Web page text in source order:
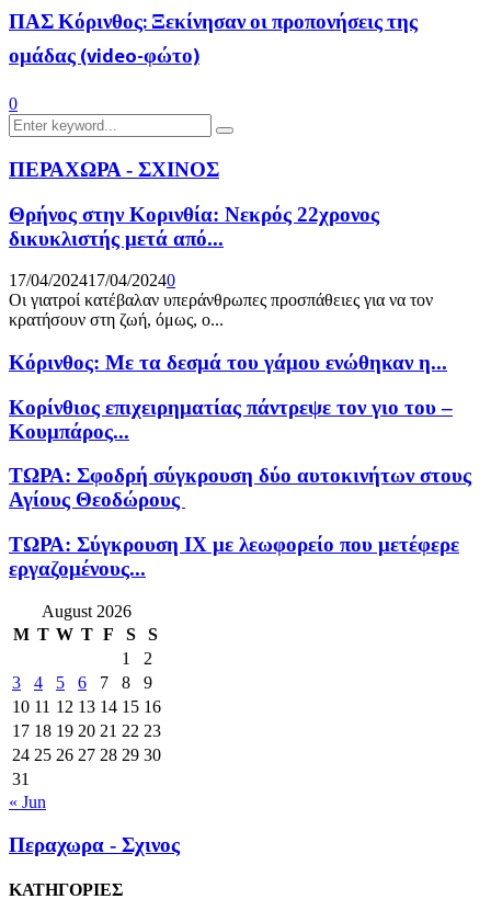
ΠΑΣ Κόρινθος: Ξεκίνησαν οι προπονήσεις της
ομάδας (video-φώτο)
0
Search
for:
Search
ΠΕΡΑΧΩΡΑ - ΣΧΙΝΟΣ
Θρήνος στην Κορινθία: Νεκρός 22χρονος
δικυκλιστής μετά από...
17/04/202417/04/20240
Οι γιατροί κατέβαλαν υπεράνθρωπες προσπάθειες για να τον
κρατήσουν στη ζωή, όμως, ο...
Κόρινθος: Με τα δεσμά του γάμου ενώθηκαν η...
Κορίνθιος επιχειρηματίας πάντρεψε τον γιο του –
Κουμπάρος...
ΤΩΡΑ: Σφοδρή σύγκρουση δύο αυτοκινήτων στους
Αγίους Θεοδώρους
ΤΩΡΑ: Σύγκρουση ΙΧ με λεωφορείο που μετέφερε
εργαζομένους...
August 2026
M T W T F S
S
1
2
3
4 5 6 7 8
9
10 11 12 13 14 15 16
17 18 19 20 21 22 23
24 25 26 27 28 29 30
31
« Jun
Περαχωρα - Σχινος
ΚΑΤΗΓΟΡΙΕΣ